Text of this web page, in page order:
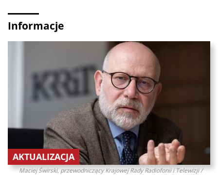
Informacje
Maciej Świrski, przewodniczący Krajowej Rady Radiofonii i Telewizji /
AKTUALIZACJA